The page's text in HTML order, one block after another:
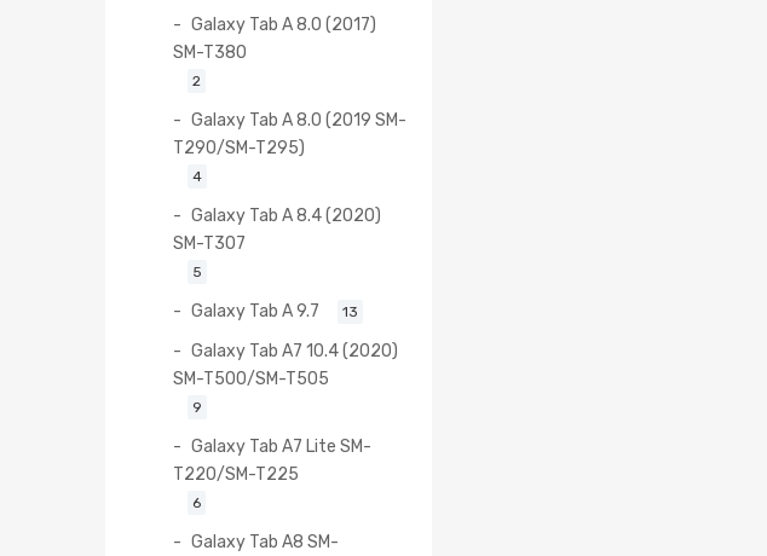
Galaxy Tab A 8.0 (2017)
SM-T380
2
Galaxy Tab A 8.0 (2019 SM-
T290/SM-T295)
4
Galaxy Tab A 8.4 (2020)
SM-T307
5
Galaxy Tab A 9.7 13
Galaxy Tab A7 10.4 (2020)
SM-T500/SM-T505
9
Galaxy Tab A7 Lite SM-
T220/SM-T225
6
Galaxy Tab A8 SM-